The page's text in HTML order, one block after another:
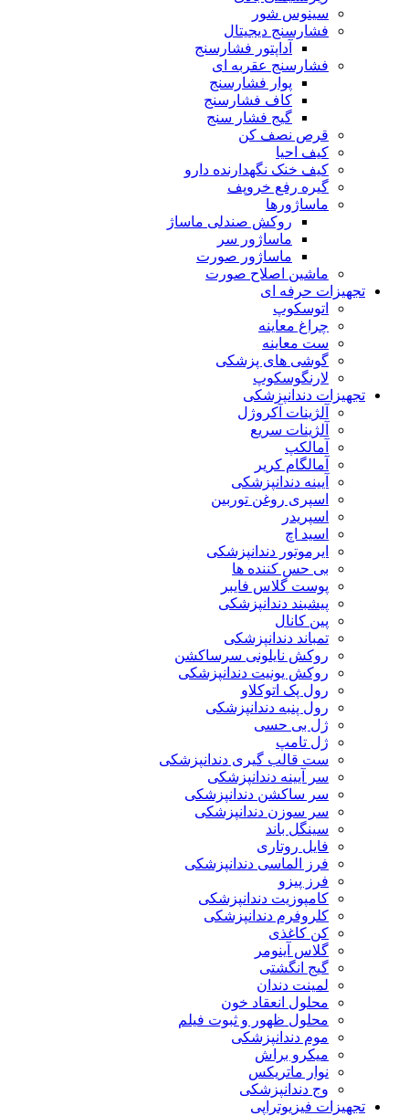
سینوس شور
فشارسنج دیجیتال
آداپتور فشارسنج
فشارسنج عقربه ای
پوار فشارسنج
کاف فشارسنج
گیج فشار سنج
قرص نصف کن
کیف احیا
کیف خنک نگهدارنده دارو
گیره رفع خروپف
ماساژورها
روکش صندلی ماساژ
ماساژور سر
ماساژور صورت
ماشین اصلاح صورت
تجهیزات حرفه ای
اتوسکوپ
چراغ معاینه
ست معاینه
گوشی های پزشکی
لارنگوسکوپ
تجهیزات دندانپزشکی
آلژینات آکروژل
آلژینات سریع
آمالکپ
آمالگام کریر
آیینه دندانپزشکی
اسپری روغن توربین
اسپریدر
اسید اچ
ایرموتور دندانپزشکی
بی حس کننده ها
پوست گلاس فایبر
پیشبند دندانپزشکی
پین کانال
تمباند دندانپزشکی
روکش نایلونی سرساکشن
روکش یونیت دندانپزشکی
رول پک اتوکلاو
رول پنبه دندانپزشکی
ژل بی حسی
ژل تامپ
ست قالب گیری دندانپزشکی
سر آیینه دندانپزشکی
سر ساکشن دندانپزشکی
سر سوزن دندانپزشکی
سینگل باند
فایل روتاری
فرز الماسی دندانپزشکی
فرز پیزو
کامپوزیت دندانپزشکی
کلروفرم دندانپزشکی
کن کاغذی
گلاس آینومر
گیج انگشتی
لمینت دندان
محلول انعقاد خون
محلول ظهور و ثبوت فیلم
موم دندانپزشکی
میکرو براش
نوار ماتریکس
وج دندانپزشکی
تجهیزات فیزیوتراپی